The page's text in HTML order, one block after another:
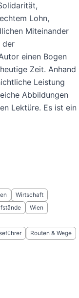
Lohn,
Miteinander
der
einen Bogen
Zeit. Anhand
Leistung
Abbildungen
Lektüre. Es ist ein
Wirtschaft
Wien
Routen & Wege